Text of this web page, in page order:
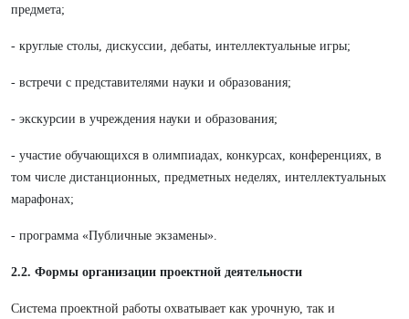
предмета;
- круглые столы, дискуссии, дебаты, интеллектуальные игры;
- встречи с представителями науки и образования;
- экскурсии в учреждения науки и образования;
- участие обучающихся в олимпиадах, конкурсах, конференциях, в
том числе дистанционных, предметных неделях, интеллектуальных
марафонах;
- программа «Публичные экзамены».
2.2. Формы организации проектной деятельности
Система проектной работы охватывает как урочную, так и